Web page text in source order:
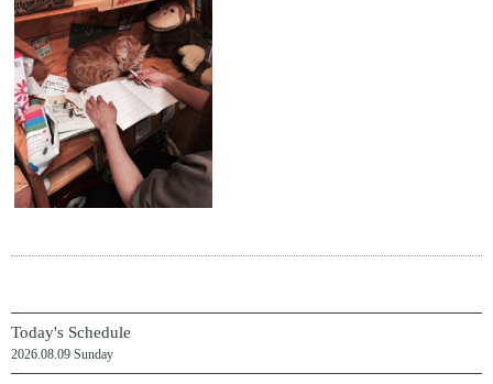
Today's Schedule
2026.08.09 Sunday